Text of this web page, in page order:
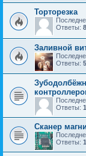
Торторезка
Ответы:
Заливной
Ответы:
Ответы:
Сканер
Ответы: